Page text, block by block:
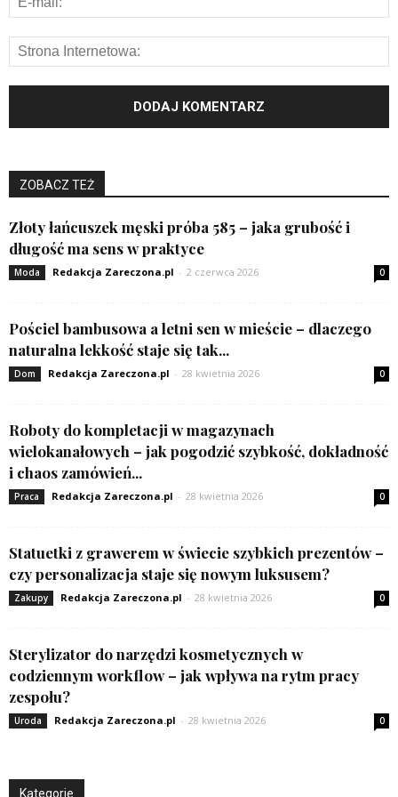
ZOBACZ TEŻ
Złoty łańcuszek męski próba 585 – jaka grubość i
długość ma sens w praktyce
Moda Redakcja Zareczona.pl - 2 czerwca 2026 0
Pościel bambusowa a letni sen w mieście – dlaczego
naturalna lekkość staje się tak...
Dom Redakcja Zareczona.pl - 28 kwietnia 2026 0
Roboty do kompletacji w magazynach
wielokanałowych – jak pogodzić szybkość, dokładność
i chaos zamówień...
Praca Redakcja Zareczona.pl - 28 kwietnia 2026 0
Statuetki z grawerem w świecie szybkich prezentów –
czy personalizacja staje się nowym luksusem?
Zakupy Redakcja Zareczona.pl - 28 kwietnia 2026 0
Sterylizator do narzędzi kosmetycznych w
codziennym workflow – jak wpływa na rytm pracy
zespołu?
Uroda Redakcja Zareczona.pl - 28 kwietnia 2026 0
Kategorie